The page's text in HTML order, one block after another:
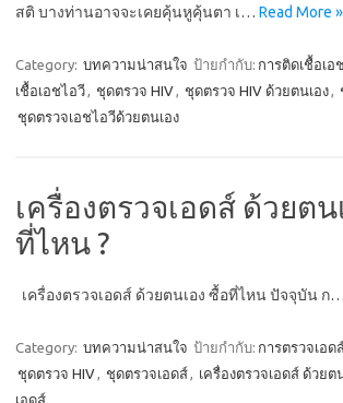
สติ บางท่านอาจจะเคยคุ้นหูคุ้นตา เ… Read More »
Category: บทความน่าสนใจ ป้ายกำกับ: การติดเชื้อเอ
เชื้อเอชไอวี, ชุดตรวจ HIV, ชุดตรวจ HIV ด้วยตนเอง,
ชุดตรวจเอชไอวีด้วยตนเอง
เครื่องตรวจเอดส์ ด้วยตน
ที่ไหน ?
เครื่องตรวจเอดส์ ด้วยตนเอง ซื้อที่ไหน ปัจจุบัน ก…
Category: บทความน่าสนใจ ป้ายกำกับ: การตรวจเอด
ชุดตรวจ HIV, ชุดตรวจเอดส์, เครื่องตรวจเอดส์ ด้วย
เอดส์